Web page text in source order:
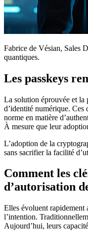
Fabrice de Vésian, Sales
quantiques.
Les passkeys
La solution éprouvée et la
d’identité numérique. Ces
norme en matière
À mesure que leur
L’adoption de la
sans sacrifier la facilité
Comment les
d’autorisation
Elles évoluent rapidement
l’intention.
Aujourd’hui, leurs